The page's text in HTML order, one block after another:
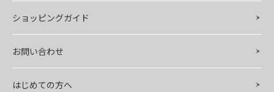
ショッピングガイド
お問い合わせ
はじめての方へ